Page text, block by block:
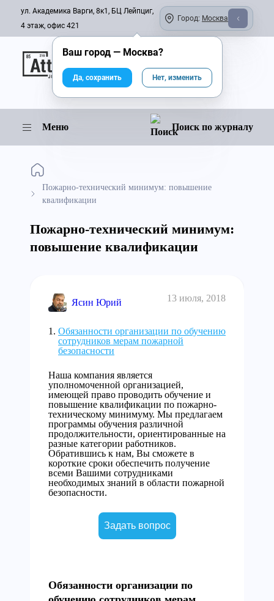
ул. Академика Варги, 8к1, БЦ Лейпциг,
4 этаж, офис 421
Город: Москва
Онлайн-журнал
Меню Поиск по журналу
Пожарно-технический минимум: повышение
квалификации
Пожарно-технический минимум:
повышение квалификации
Ясин Юрий 13 июля, 2018
Обязанности организации по обучению
сотрудников мерам пожарной
безопасности
Наша компания является
уполномоченной организацией,
имеющей право проводить обучение и
повышение квалификации по пожарно-
техническому минимуму. Мы предлагаем
программы обучения различной
продолжительности, ориентированные на
разные категории работников.
Обратившись к нам, Вы сможете в
короткие сроки обеспечить получение
всеми Вашими сотрудниками
необходимых знаний в области пожарной
безопасности.
Задать вопрос
Обязанности организации по
Ваш город — Москва?
Да, сохранить Нет, изменить